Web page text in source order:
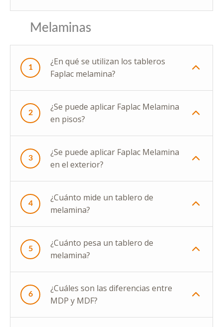
Melaminas
1
¿En qué se utilizan los tableros
Faplac melamina?
2
¿Se puede aplicar Faplac Melamina
en pisos?
3
¿Se puede aplicar Faplac Melamina
en el exterior?
4
¿Cuánto mide un tablero de
melamina?
5
¿Cuánto pesa un tablero de
melamina?
6
¿Cuáles son las diferencias entre
MDP y MDF?